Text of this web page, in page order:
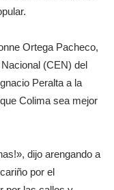
Ortega Pacheco,
(CEN) del
Peralta a la
Colima sea mejor
dijo arengando a
por el